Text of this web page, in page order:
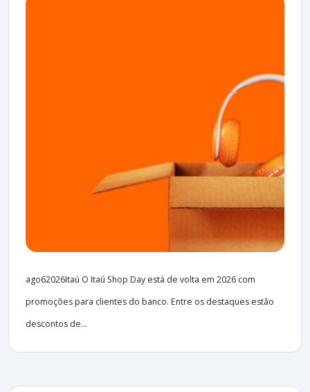
ago62026Itaú O Itaú Shop Day está de volta em 2026 com
promoções para clientes do banco. Entre os destaques estão
descontos de...